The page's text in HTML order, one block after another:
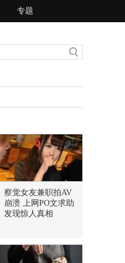
专题
察觉女友兼职拍AV
崩溃 上网PO文求助
发现惊人真相